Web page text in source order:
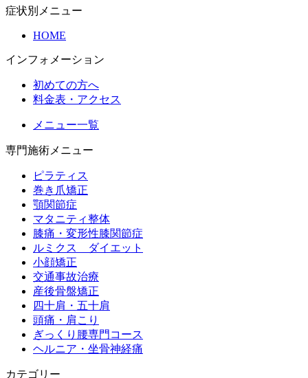
症状別メニュー
HOME
インフォメーション
初めての方へ
料金表・アクセス
メニュー一覧
専門施術メニュー
ピラティス
巻き爪矯正
顎関節症
マタニティ整体
膝痛・変形性膝関節症
ルミクス ダイエット
小顔矯正
交通事故治療
産後骨盤矯正
四十肩・五十肩
頭痛・肩こり
ぎっくり腰専門コース
ヘルニア・坐骨神経痛
カテゴリー